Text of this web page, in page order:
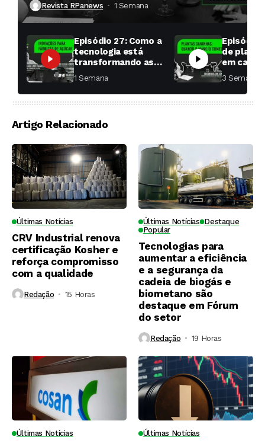
Revista RPanews 1 Semana ⁮
Episódio 27: Como a
tecnologia está
transformando as
1 Semana ⁮
Episódio
de
em cana:
toda a
3 Semanas ⁮
Artigo Relacionado
Últimas Notícias
CRV Industrial renova
certificação Kosher e
reforça compromisso
com a qualidade
Redação 15 Horas ⁮
Últimas Notícias Destaque
Popular
Tecnologias para
aumentar a eficiência
e a segurança da
cadeia de biogás e
biometano são
destaque em Fórum
do setor
Redação 19 Horas ⁮
Últimas Notícias Últimas Notícias